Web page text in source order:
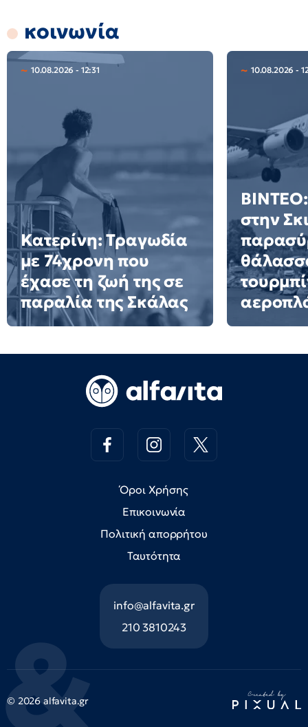
κοινωνία
10.08.2026 - 12:31
Κατερίνη: Τραγωδία
με 74χρονη που
έχασε τη ζωή της σε
παραλία της Σκάλας
10.08.2026 -
στην
Όροι Χρήσης
Επικοινωνία
Πολιτική απορρήτου
Ταυτότητα
info@alfavita.gr
210 3810243
© 2026 alfavita.gr